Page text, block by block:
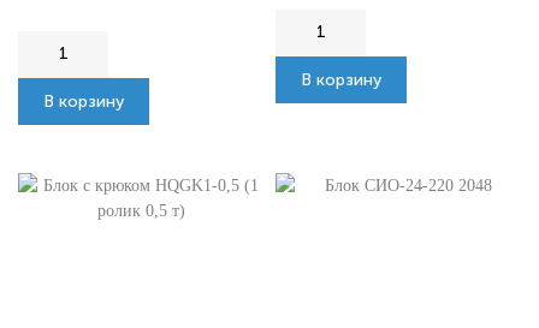
В корзину
В корзину